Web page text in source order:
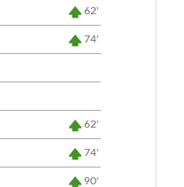
62'
74'
62'
74'
90'